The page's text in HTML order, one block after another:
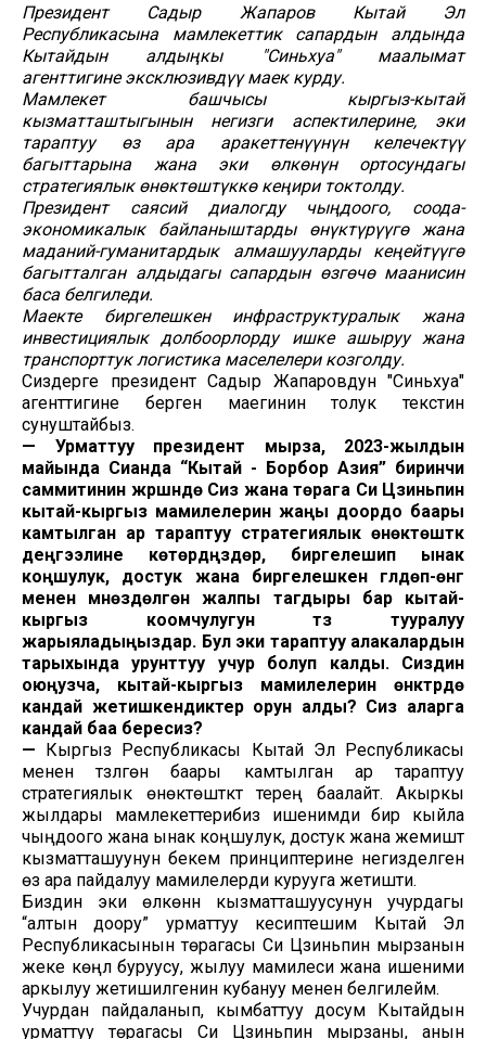
Президент Садыр Жапаров Кытай Эл
Республикасына мамлекеттик сапардын алдында
Кытайдын алдыңкы "Синьхуа" маалымат
агенттигине эксклюзивдүү маек курду.
Мамлекет башчысы кыргыз-кытай
кызматташтыгынын негизги аспектилерине, эки
тараптуу өз ара аракеттенүүнүн келечектүү
багыттарына жана эки өлкөнүн ортосундагы
стратегиялык өнөктөштүккө кеңири токтолду.
Президент саясий диалогду чыңдоого, соода-
экономикалык байланыштарды өнүктүрүүгө жана
маданий-гуманитардык алмашууларды кеңейтүүгө
багытталган алдыдагы сапардын өзгөчө маанисин
баса белгиледи.
Маекте биргелешкен инфраструктуралык жана
инвестициялык долбоорлорду ишке ашыруу жана
транспорттук логистика маселелери козголду.
Сиздерге президент Садыр Жапаровдун "Синьхуа"
агенттигине берген маегинин толук текстин
сунуштайбыз.
—
Урматтуу президент мырза, 2023-жылдын
майында Сианда “Кытай - Борбор Азия” биринчи
саммитинин жүрүшүндө Сиз жана төрага Си Цзиньпин
кытай-кыргыз мамилелерин жаңы доордо баары
камтылган ар тараптуу стратегиялык өнөктөштүк
деңгээлине көтөрдүңүздөр, биргелешип ынак
коңшулук, достук жана биргелешкен гүлдөп-өнүгүү
менен мүнөздөлгөн жалпы тагдыры бар кытай-
кыргыз коомчулугун түзүү тууралуу
жарыяладыңыздар. Бул эки тараптуу алакалардын
тарыхында урунттуу учур болуп калды. Сиздин
оюңузча, кытай-кыргыз мамилелерин өнүктүрүүдө
кандай жетишкендиктер орун алды? Сиз аларга
кандай баа бересиз?
— Кыргыз Республикасы Кытай Эл Республикасы
менен түзүлгөн баары камтылган ар тараптуу
стратегиялык өнөктөштүктү терең баалайт. Акыркы
жылдары мамлекеттерибиз ишенимди бир кыйла
чыңдоого жана ынак коңшулук, достук жана жемиштүү
кызматташуунун бекем принциптерине негизделген
өз ара пайдалуу мамилелерди курууга жетишти.
Биздин эки өлкөнүн кызматташуусунун учурдагы
“алтын доору” урматтуу кесиптешим Кытай Эл
Республикасынын төрагасы Си Цзиньпин мырзанын
жеке көңүл буруусу, жылуу мамилеси жана ишеними
аркылуу жетишилгенин кубануу менен белгилейм.
Учурдан пайдаланып, кымбаттуу досум Кытайдын
урматтуу төрагасы Си Цзиньпин мырзаны, анын